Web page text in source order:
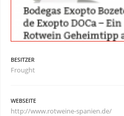
BESITZER
Frought
WEBSEITE
http://www.rotweine-spanien.de/